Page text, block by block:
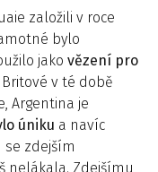
založili v roce
bylo
jako vězení pro
Britové v té době
Argentina je
úniku a navíc
zdejším
nelákala. Zdejšímu